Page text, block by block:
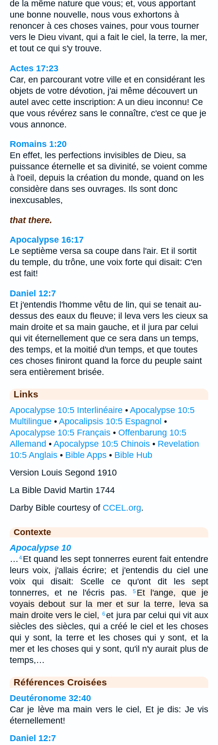
de la même nature que vous; et, vous apportant
une bonne nouvelle, nous vous exhortons à
renoncer à ces choses vaines, pour vous tourner
vers le Dieu vivant, qui a fait le ciel, la terre, la mer,
et tout ce qui s'y trouve.
Actes 17:23
Car, en parcourant votre ville et en considérant les
objets de votre dévotion, j'ai même découvert un
autel avec cette inscription: A un dieu inconnu! Ce
que vous révérez sans le connaître, c'est ce que je
vous annonce.
Romains 1:20
En effet, les perfections invisibles de Dieu, sa
puissance éternelle et sa divinité, se voient comme
à l'oeil, depuis la création du monde, quand on les
considère dans ses ouvrages. Ils sont donc
inexcusables,
that there.
Apocalypse 16:17
Le septième versa sa coupe dans l'air. Et il sortit
du temple, du trône, une voix forte qui disait: C'en
est fait!
Daniel 12:7
Et j'entendis l'homme vêtu de lin, qui se tenait au-
dessus des eaux du fleuve; il leva vers les cieux sa
main droite et sa main gauche, et il jura par celui
qui vit éternellement que ce sera dans un temps,
des temps, et la moitié d'un temps, et que toutes
ces choses finiront quand la force du peuple saint
sera entièrement brisée.
Links
Apocalypse 10:5 Interlinéaire • Apocalypse 10:5
Multilingue • Apocalipsis 10:5 Espagnol •
Apocalypse 10:5 Français • Offenbarung 10:5
Allemand • Apocalypse 10:5 Chinois • Revelation
10:5 Anglais • Bible Apps • Bible Hub
Version Louis Segond 1910
La Bible David Martin 1744
Darby Bible courtesy of CCEL.org.
Contexte
Apocalypse 10
… 4 Et quand les sept tonnerres eurent fait entendre
leurs voix, j'allais écrire; et j'entendis du ciel une
voix qui disait: Scelle ce qu'ont dit les sept
tonnerres, et ne l'écris pas.
5 Et l'ange, que je
voyais debout sur la mer et sur la terre, leva sa
main droite vers le ciel,
6 et jura par celui qui vit aux
siècles des siècles, qui a créé le ciel et les choses
qui y sont, la terre et les choses qui y sont, et la
mer et les choses qui y sont, qu'il n'y aurait plus de
temps,…
Références Croisées
Deutéronome 32:40
Car je lève ma main vers le ciel, Et je dis: Je vis
éternellement!
Daniel 12:7